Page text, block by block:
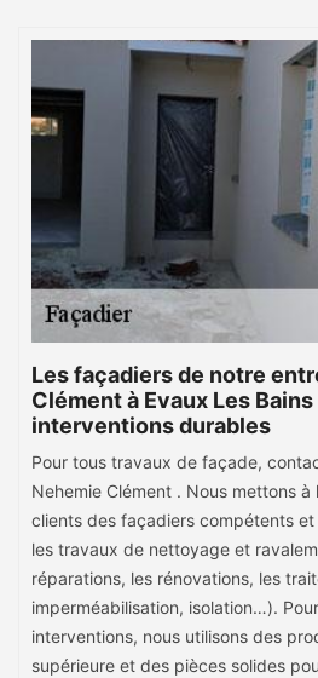
Les façadiers de notre
Clément à Evaux Les
interventions durables
Pour tous travaux de façade,
Nehemie Clément . Nous mettons
clients des façadiers compétents
les travaux de nettoyage et
réparations, les rénovations, les
imperméabilisation, isolation…).
interventions, nous utilisons des
supérieure et des pièces solides